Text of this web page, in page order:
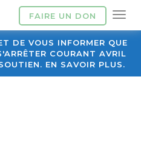
FAIRE UN DON
DE VOUS INFORMER QUE
COURANT AVRIL
EN SAVOIR PLUS.